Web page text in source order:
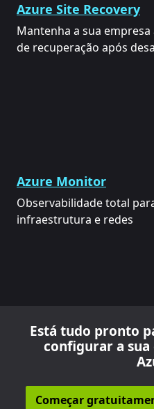
Azure Site Recovery
Mantenha a sua
de recuperação após
Azure Monitor
Observabilidade total
infraestrutura e redes
Está tudo pronto
configurar a
Começar